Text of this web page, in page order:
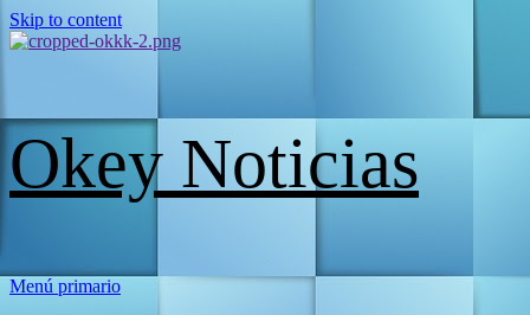
Skip to content
Okey Noticias
Menú primario